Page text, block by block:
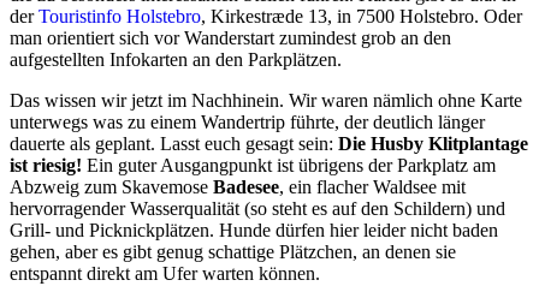
derTouristinfo Holstebro, Kirkestræde 13, in 7500 Holstebro. Oder
man orientiert sich vor Wanderstart zumindest grob an den
aufgestellten Infokarten an den Parkplätzen.
Das wissen wir jetzt im Nachhinein. Wir waren nämlich ohne Karte
unterwegs was zu einem Wandertrip führte, der deutlich länger
dauerte als geplant. Lasst euch gesagt sein: Die Husby Klitplantage
ist riesig! Ein guter Ausgangpunkt ist übrigens der Parkplatz am
Abzweig zum Skavemose Badesee, ein flacher Waldsee mit
hervorragender Wasserqualität (so steht es auf den Schildern) und
Grill- und Picknickplätzen. Hunde dürfen hier leider nicht baden
gehen, aber es gibt genug schattige Plätzchen, an denen sie
entspannt direkt am Ufer warten können.